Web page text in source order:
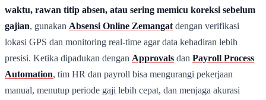
waktu, rawan titip absen, atau sering memicu koreksi sebelum
gajian, gunakan Absensi Online Zemangat dengan verifikasi
lokasi GPS dan monitoring real-time agar data kehadiran lebih
presisi. Ketika dipadukan dengan Approvals dan Payroll Process
Automation, tim HR dan payroll bisa mengurangi pekerjaan
manual, menutup periode gaji lebih cepat, dan menjaga akurasi